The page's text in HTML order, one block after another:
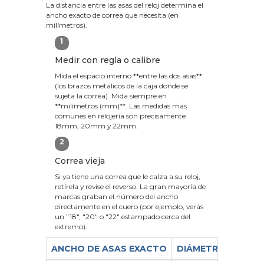
La distancia entre las asas del reloj determina el
ancho exacto de correa que necesita (en
milímetros).
1
Medir con regla o calibre
Mida el espacio interno **entre las dos asas**
(los brazos metálicos de la caja donde se
sujeta la correa). Mida siempre en
**milímetros (mm)**. Las medidas más
comunes en relojería son precisamente
18mm, 20mm y 22mm.
2
Correa vieja
Si ya tiene una correa que le calza a su reloj,
retírela y revise el reverso. La gran mayoría de
marcas graban el número del ancho
directamente en el cuero (por ejemplo, verás
un "18", "20" o "22" estampado cerca del
extremo).
ANCHO DE ASAS EXACTO DIÁMETRO DE